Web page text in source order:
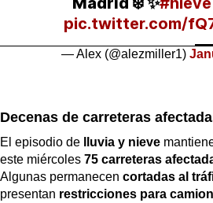
pic.twitter.com/
— Alex (@alezmiller1)
Decenas de carreteras
El episodio de lluvia y nieve
este miércoles 75 carreteras
Algunas permanecen cortadas al
presentan restricciones para